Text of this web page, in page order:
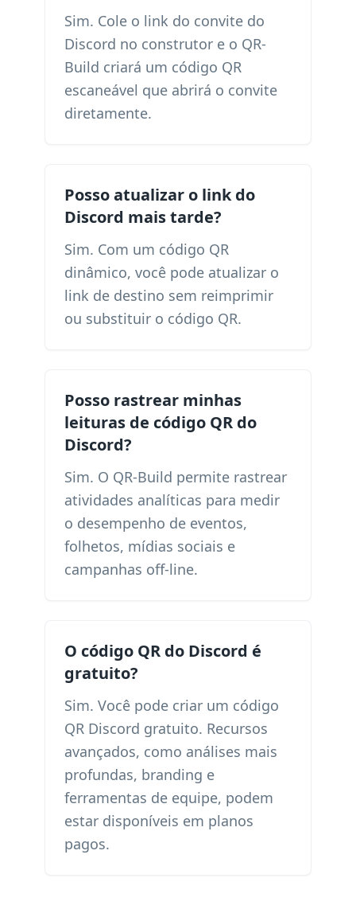
Sim. Cole o link do convite do
Discord no construtor e o QR-
Build criará um código QR
escaneável que abrirá o convite
diretamente.
Posso atualizar o link do
Discord mais tarde?
Sim. Com um código QR
dinâmico, você pode atualizar o
link de destino sem reimprimir
ou substituir o código QR.
Posso rastrear minhas
leituras de código QR do
Discord?
Sim. O QR-Build permite rastrear
atividades analíticas para medir
o desempenho de eventos,
folhetos, mídias sociais e
campanhas off-line.
O código QR do Discord é
gratuito?
Sim. Você pode criar um código
QR Discord gratuito. Recursos
avançados, como análises mais
profundas, branding e
ferramentas de equipe, podem
estar disponíveis em planos
pagos.